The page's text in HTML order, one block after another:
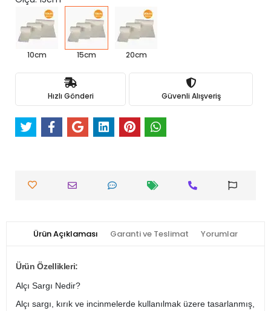
10cm 15cm 20cm
Hızlı Gönderi Güvenli Alışveriş
Ürün Açıklaması Garanti ve Teslimat Yorumlar
Ürün Özellikleri:
Alçı Sargı Nedir?
Alçı sargı, kırık ve incinmelerde kullanılmak üzere tasarlanmış,